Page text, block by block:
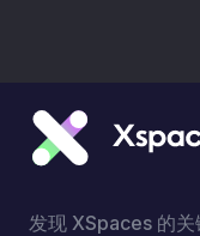
发现 XSpaces 的关